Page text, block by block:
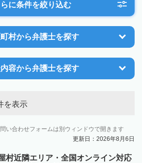
らに条件を絞り込む
村から弁護士を探す
容から弁護士を探す
を表示
い合わせフォームは別ウィンドウで開きます
更新日：2026年8月6日
村近隣エリア・全国オンライン対応